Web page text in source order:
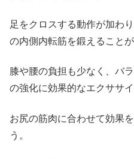
足をクロスする動作が加わ
の内側内転筋を鍛えること
膝や腰の負担も少なく、バ
の強化に効果的なエクササイ
お尻の筋肉に合わせて効果
う。